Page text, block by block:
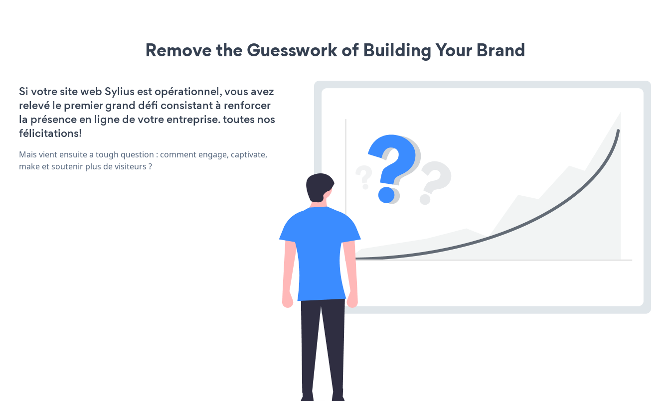
Remove the Guesswork of Building Your Brand
Si votre site web Sylius est opérationnel, vous avez
relevé le premier grand défi consistant à renforcer
la présence en ligne de votre entreprise. toutes nos
félicitations!
Mais vient ensuite a tough question : comment engage, captivate,
make et soutenir plus de visiteurs ?